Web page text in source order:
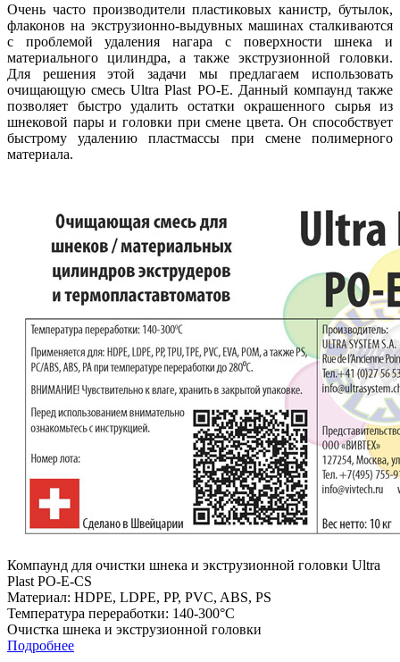
Очень часто производители пластиковых канистр, бутылок,
флаконов на экструзионно-выдувных машинах сталкиваются
с проблемой удаления нагара с поверхности шнека и
материального цилиндра, а также экструзионной головки.
Для решения этой задачи мы предлагаем использовать
очищающую смесь Ultra Plast PO-E. Данный компаунд также
позволяет быстро удалить остатки окрашенного сырья из
шнековой пары и головки при смене цвета. Он способствует
быстрому удалению пластмассы при смене полимерного
материала.
Компаунд для очистки шнека и экструзионной головки Ultra
Plast PO-E-CS
Материал: HDPE, LDPE, PP, PVC, ABS, PS
Температура переработки: 140-300°С
Очистка шнека и экструзионной головки
Подробнее